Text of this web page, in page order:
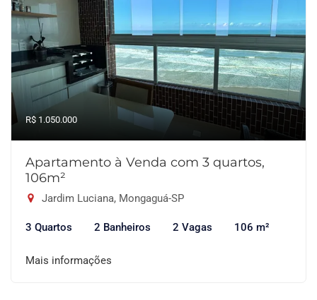
R$ 1.050.000
Apartamento à Venda com 3 quartos,
106m²
Jardim Luciana, Mongaguá-SP
3 Quartos 2 Banheiros 2 Vagas 106 m²
Mais informações